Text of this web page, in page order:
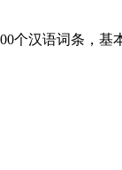
个汉语词条，